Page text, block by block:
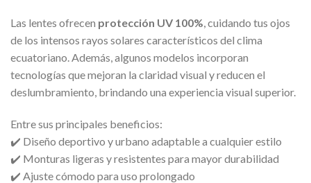
Las lentes ofrecen protección UV 100% , cuidando tus ojos
de los intensos rayos solares característicos del clima
ecuatoriano. Además, algunos modelos incorporan
tecnologías que mejoran la claridad visual y reducen el
deslumbramiento, brindando una experiencia visual superior.
Entre sus principales beneficios:
✔️ Diseño deportivo y urbano adaptable a cualquier estilo
✔️ Monturas ligeras y resistentes para mayor durabilidad
✔️ Ajuste cómodo para uso prolongado